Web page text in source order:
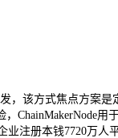
方式焦点方案是
注册本钱7720万